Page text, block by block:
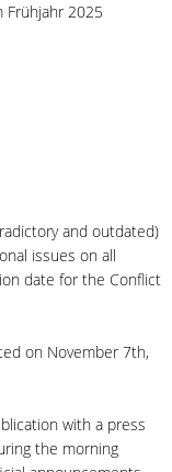
Frühjahr 2025
and outdated)
issues on all
date for the Conflict
on November 7th,
with a press
the morning